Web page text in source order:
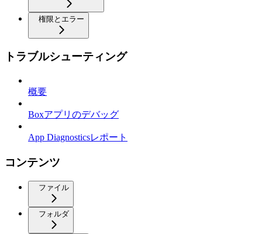
権限とエラー
トラブルシューティング
概要
Boxアプリのデバッグ
App Diagnosticsレポート
コンテンツ
ファイル
フォルダ